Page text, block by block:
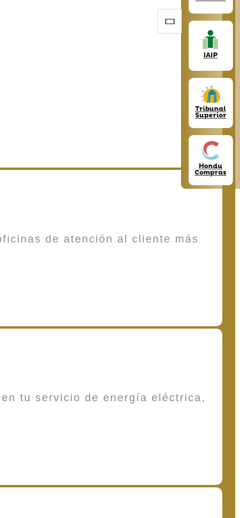
IAIP
Tribunal
Superior
Hondu
Compras
de atención al cliente más
tu servicio de energía eléctrica,